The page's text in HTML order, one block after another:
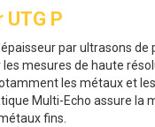
P
par ultrasons de
mesures de haute
les métaux et
Multi-Echo assure la
fins.